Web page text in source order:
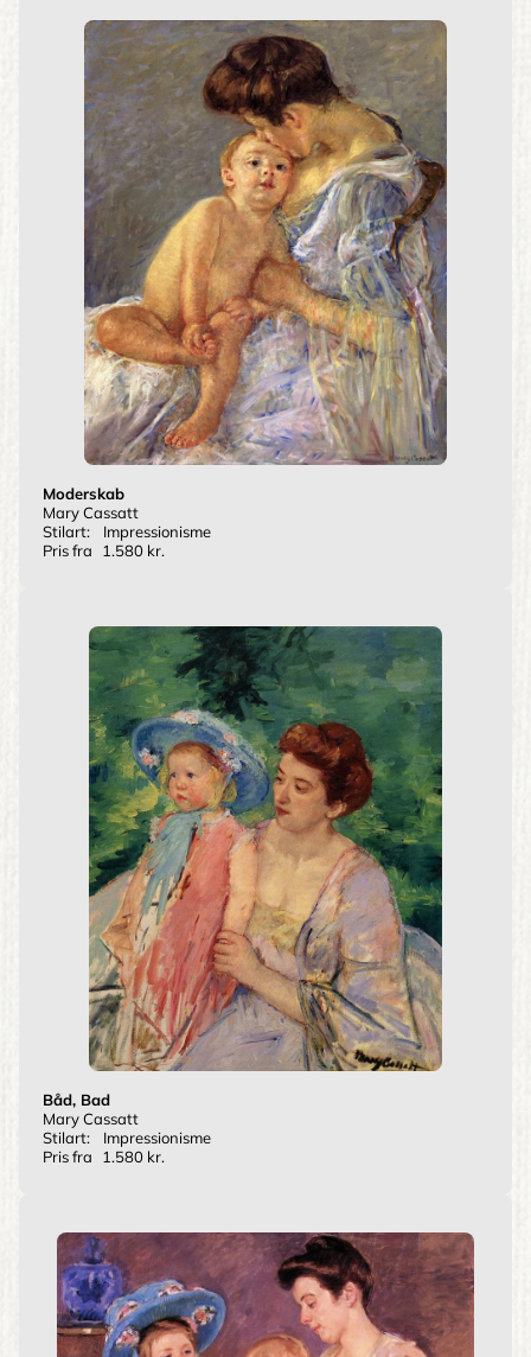
Moderskab
Mary Cassatt
Stilart:
Impressionisme
Pris fra
1.580 kr.
Båd, Bad
Mary Cassatt
Stilart:
Impressionisme
Pris fra
1.580 kr.